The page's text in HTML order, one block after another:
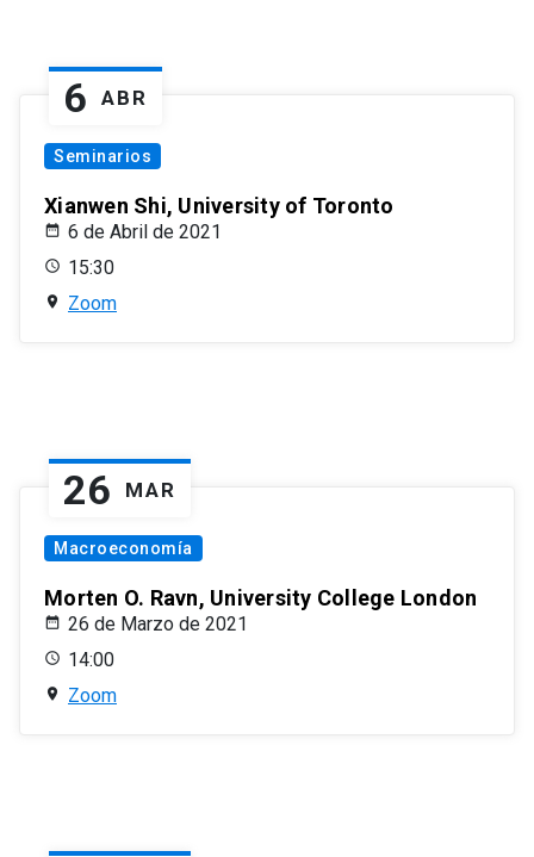
6 ABR
Seminarios
Xianwen Shi, University of Toronto
6 de Abril de 2021
15:30
Zoom
26 MAR
Macroeconomía
Morten O. Ravn, University College London
26 de Marzo de 2021
14:00
Zoom